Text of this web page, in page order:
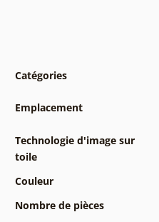
Catégories
Emplacement
Technologie d'image sur
toile
Couleur
Nombre de pièces